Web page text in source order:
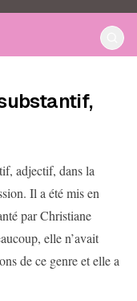
adjectif, dans la
Il a été mis en
par Christiane
elle n’avait
de ce genre et elle a